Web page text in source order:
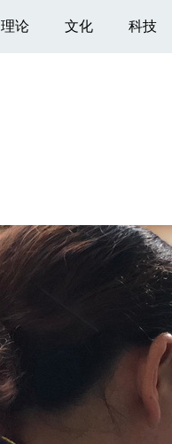
理论 文化 科技